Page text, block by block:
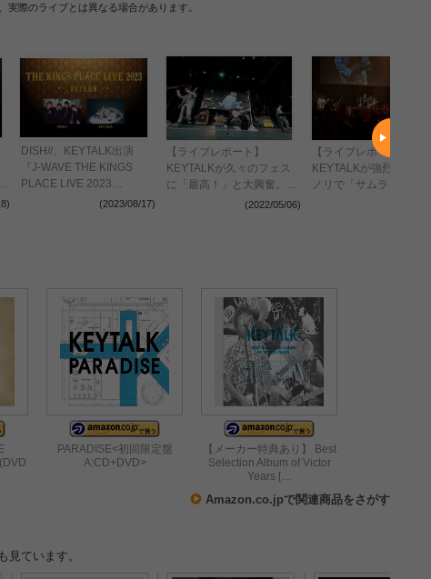
際のライブとは異なる場合があります。
DISH//、KEYTALK出演
『J-WAVE THE KINGS
PLACE LIVE 2023
AUTUMN』10月に開催決
(2023/08/17)
【ライブレポート】
KEYTALKが久々のフェス
に「最高！」と大興奮。フ
ァンとお祭り騒ぎに！＜
(2022/05/06)
【ライブレポート】
KEYTALKが強烈なお祭り
ノリで「サムライソニッ
PARADISE<初回限定盤
A:CD+DVD>
【メーカー特典あり】 Best
Selection Album of Victor
Years […
Amazon.co.jpで関連商品をさがす
見ています。